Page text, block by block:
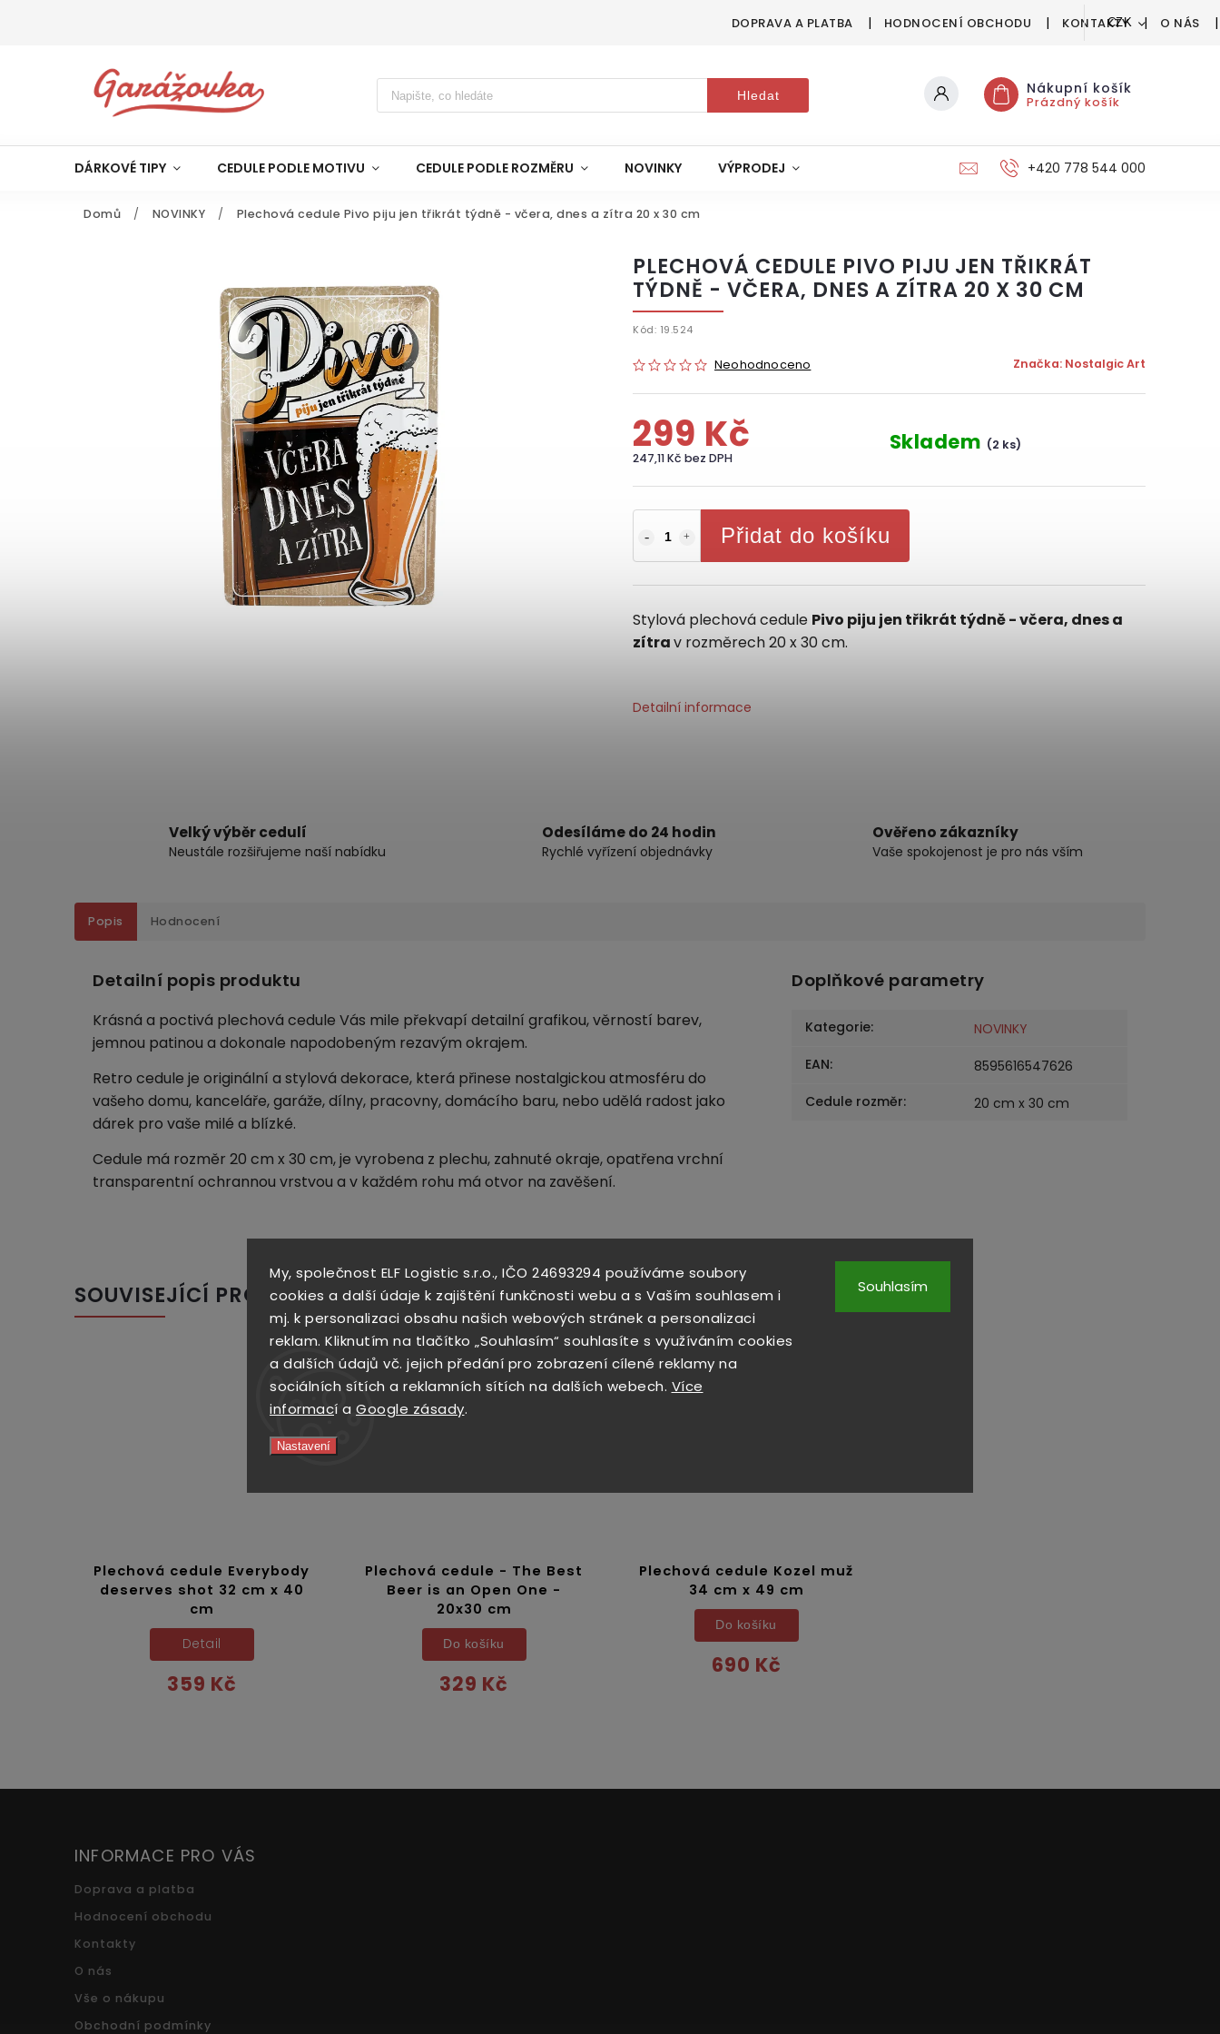
My, společnost ELF Logistic s.r.o., IČO 24693294 používáme soubory
cookies a další údaje k zajištění funkčnosti webu a s Vaším souhlasem i
mj. k personalizaci obsahu našich webových stránek a personalizaci
reklam. Kliknutím na tlačítko „Souhlasím“ souhlasíte s využíváním cookies
a dalších údajů vč. jejich předání pro zobrazení cílené reklamy na
sociálních sítích a reklamních sítích na dalších webech. Více
informací a Google zásady.
Nastavení
Souhlasím
DOPRAVA A PLATBA HODNOCENÍ OBCHODU KONTAKTY O NÁS
CZK
Hledat Nákupní košík
Prázdný košík
DÁRKOVÉ TIPY CEDULE PODLE MOTIVU CEDULE PODLE ROZMĚRU NOVINKY VÝPRODEJ +420 778 544 000
Domů / NOVINKY / Plechová cedule Pivo piju jen třikrát týdně - včera, dnes a zítra 20 x 30 cm
PLECHOVÁ CEDULE PIVO PIJU JEN TŘIKRÁT
TÝDNĚ - VČERA, DNES A ZÍTRA 20 X 30 CM
Kód: 19.524
Neohodnoceno Značka: Nostalgic Art
299 Kč
247,11 Kč bez DPH
Skladem (2 ks)
Přidat do košíku
Stylová plechová cedule Pivo piju jen třikrát týdně - včera, dnes a
zítrav rozměrech 20 x 30 cm.
Detailní informace
Velký výběr cedulí
Neustále rozšiřujeme naší nabídku
Odesíláme do 24 hodin
Rychlé vyřízení objednávky
Ověřeno zákazníky
Vaše spokojenost je pro nás vším
Popis Hodnocení
Detailní popis produktu
Krásná a poctivá plechová cedule Vás mile překvapí detailní grafikou, věrností barev,
jemnou patinou a dokonale napodobeným rezavým okrajem.
Retro cedule je originální a stylová dekorace, která přinese nostalgickou atmosféru do
vašeho domu, kanceláře, garáže, dílny, pracovny, domácího baru, nebo udělá radost jako
dárek pro vaše milé a blízké.
Cedule má rozměr 20 cm x 30 cm, je vyrobena z plechu, zahnuté okraje, opatřena vrchní
transparentní ochrannou vrstvou a v každém rohu má otvor na zavěšení.
Doplňkové parametry
Kategorie:
NOVINKY
EAN:
8595616547626
Cedule rozměr: 20 cm x 30 cm
SOUVISEJÍCÍ PRODUKTY
Plechová cedule Everybody
deserves shot 32 cm x 40
cm
359 Kč
Detail
Plechová cedule - The Best
Beer is an Open One -
20x30 cm
329 Kč
Do košíku
Plechová cedule Kozel muž
34 cm x 49 cm
690 Kč
Do košíku
INFORMACE PRO VÁS
Doprava a platba
Hodnocení obchodu
Kontakty
O nás
Vše o nákupu
Obchodní podmínky